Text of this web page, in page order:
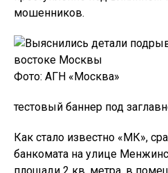
мошенников.
Фото: АГН «Москва»
тестовый баннер под
Как стало известно «МК»,
банкомата на улице